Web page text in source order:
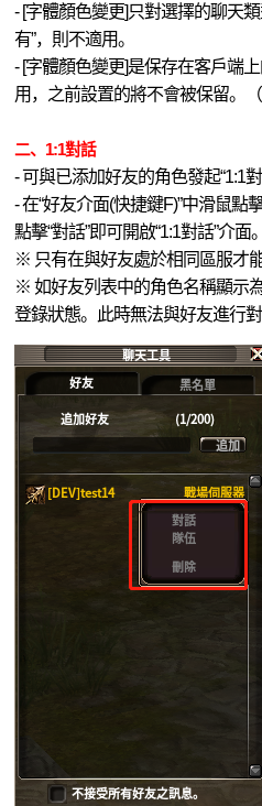
- [字體顏色變更]只對選擇的聊天
有”，則不適用。
- [字體顏色變更]是保存在客戶端
用，之前設置的將不會被保留。（
二、1:1對話
- 可與已添加好友的角色發起“1:1對
- 在“好友介面(快捷鍵F)”中滑鼠點
點擊“對話”即可開啟“1:1對話”介面。
※ 只有在與好友處於相同區服才能
※ 如好友列表中的角色名稱顯示
登錄狀態。此時無法與好友進行對